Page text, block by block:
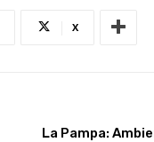
X
La Pampa: